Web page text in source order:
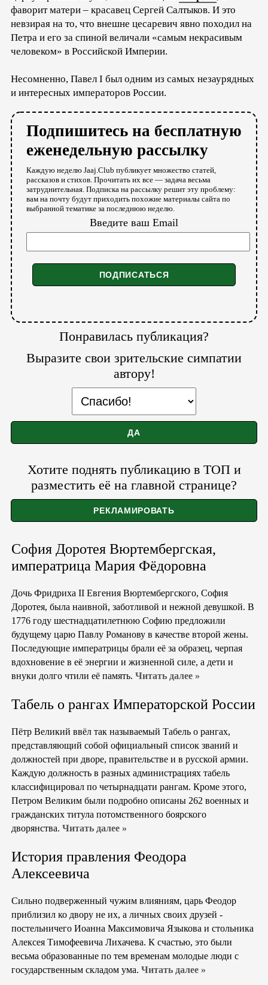
фаворит матери – красавец Сергей Салтыков. И это
невзирая на то, что внешне цесаревич явно походил на
Петра и его за спиной величали «самым некрасивым
человеком» в Российской Империи.
Несомненно, Павел I был одним из самых незаурядных
и интересных императоров России.
Подпишитесь на бесплатную
еженедельную рассылку
Каждую неделю Jaaj.Club публикует множество статей,
рассказов и стихов. Прочитать их все — задача весьма
затруднительная. Подписка на рассылку решит эту проблему:
вам на почту будут приходить похожие материалы сайта по
выбранной тематике за последнюю неделю.
Введите ваш Email
Понравилась публикация?
Выразите свои зрительские симпатии
автору!
Хотите поднять публикацию в ТОП и
разместить её на главной странице?
София Доротея Вюртембергская,
императрица Мария Фёдоровна
Дочь Фридриха II Евгения Вюртембергского, София
Доротея, была наивной, заботливой и нежной девушкой. В
1776 году шестнадцатилетнюю Софию предложили
будущему царю Павлу Романову в качестве второй жены.
Последующие императрицы брали её за образец, черпая
вдохновение в её энергии и жизненной силе, а дети и
внуки долго чтили её память. Читать далее »
Табель о рангах Императорской России
Пётр Великий ввёл так называемый Табель о рангах,
представляющий собой официальный список званий и
должностей при дворе, правительстве и в русской армии.
Каждую должность в разных администрациях табель
классифицировал по четырнадцати рангам. Кроме этого,
Петром Великим были подробно описаны 262 военных и
гражданских титула потомственного боярского
дворянства. Читать далее »
История правления Феодора
Алексеевича
Сильно подверженный чужим влияниям, царь Феодор
приблизил ко двору не их, а личных своих друзей -
постельничего Иоанна Максимовича Языкова и стольника
Алексея Тимофеевича Лихачева. К счастью, это были
весьма образованные по тем временам молодые люди с
государственным складом ума. Читать далее »